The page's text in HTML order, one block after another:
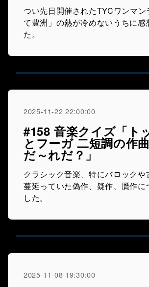
つい先日開催されたTYCワンマン
て豊洲」の熱が冷めないうちに感
た。
2025-11-22 22:00:00
#158 音楽クイズ「ト
とフーガ 二短調の作
だ～れだ？」
クラシック音楽、特にバロックや
蔓延っていた偽作、疑作、贋作に
した。
2025-11-08 19:30:00